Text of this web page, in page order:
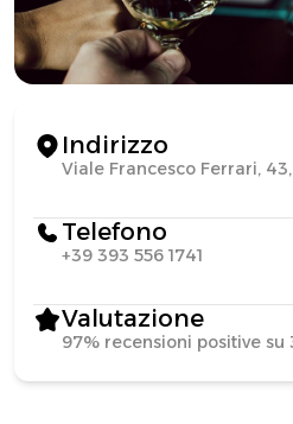
Indirizzo
Viale Francesco Ferrari,
Telefono
+39 393 556 1741
Valutazione
97% recensioni positive su